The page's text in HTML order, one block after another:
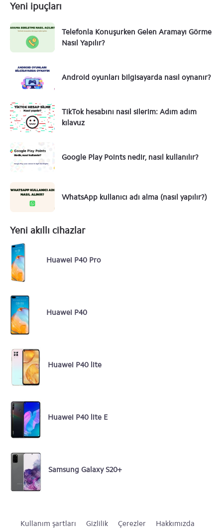
Yeni ipuçları
Telefonla Konuşurken Gelen Aramayı Görme
Nasıl Yapılır?
Android oyunları bilgisayarda nasıl oynanır?
TikTok hesabını nasıl silerim: Adım adım
kılavuz
Google Play Points nedir, nasıl kullanılır?
WhatsApp kullanıcı adı alma (nasıl yapılır?)
Yeni akıllı cihazlar
Huawei P40 Pro
Huawei P40
Huawei P40 lite
Huawei P40 lite E
Samsung Galaxy S20+
Kullanım şartları Gizlilik Çerezler Hakkımızda